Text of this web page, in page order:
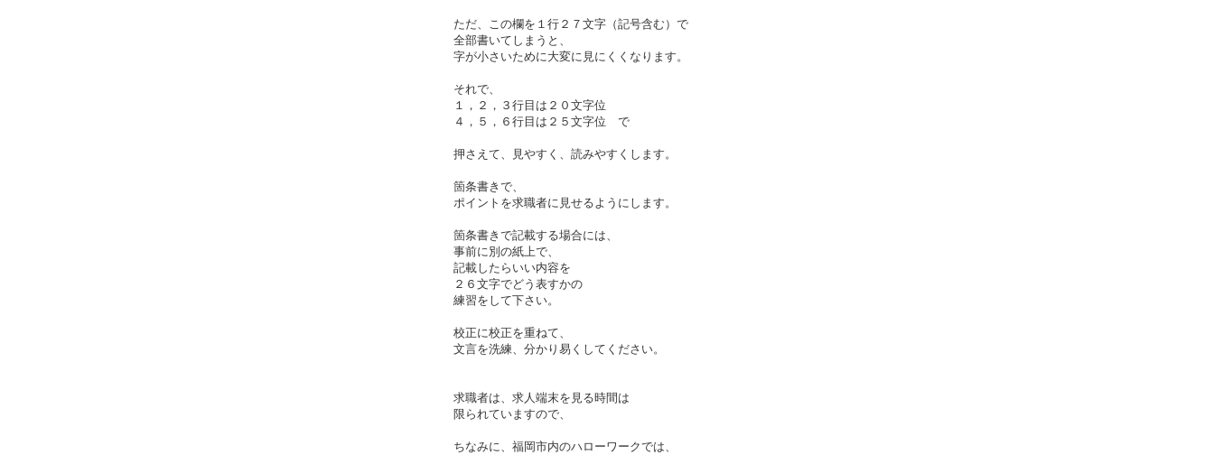
ただ、この欄を１行２７文字（記号含む）で
全部書いてしまうと、
字が小さいために大変に見にくくなります。
それで、
１，２，３行目は２０文字位
４，５，６行目は２５文字位 で
押さえて、見やすく、読みやすくします。
箇条書きで、
ポイントを求職者に見せるようにします。
箇条書きで記載する場合には、
事前に別の紙上で、
記載したらいい内容を
２６文字でどう表すかの
練習をして下さい。
校正に校正を重ねて、
文言を洗練、分かり易くしてください。
求職者は、求人端末を見る時間は
限られていますので、
ちなみに、福岡市内のハローワークでは、